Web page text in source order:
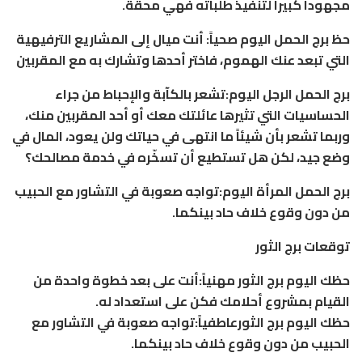
مجهوداً كبيراً لتنفيذ طلباته فهي محقّة.
حظ برج الحمل اليوم صحياً: أنت ميال إلى المشاريع الترفيهية
التي تبعد عنك الهموم، فاختر أحدها وتشارك به مع المقربين
برج الحمل الرجل اليوم:تشعر بالكآبة والإحباط من جراء
الحساسيات التي تثيرها عائلتك معك أو أحد المقربين منك،
وربما تشعر بأن شيئاً ما انتهى في حياتك ولن يعود، المال في
وضع جيد، لكن هل تستطيع أن تسخّره في خدمة مصالحك؟
برج الحمل المرأة اليوم:تواجه صعوبة في التشاور مع الحبيب
من دون وقوع خلاف حاد بينكما.
توقعات برج الثور
حظك اليوم برج الثور مهنياً:أنت على بعد خطوة واحدة من
القيام بمشروع أحلامك فكن على استعداد له.
حظك اليوم برج الثورعاطفياً:تواجه صعوبة في التشاور مع
الحبيب من دون وقوع خلاف حاد بينكما.